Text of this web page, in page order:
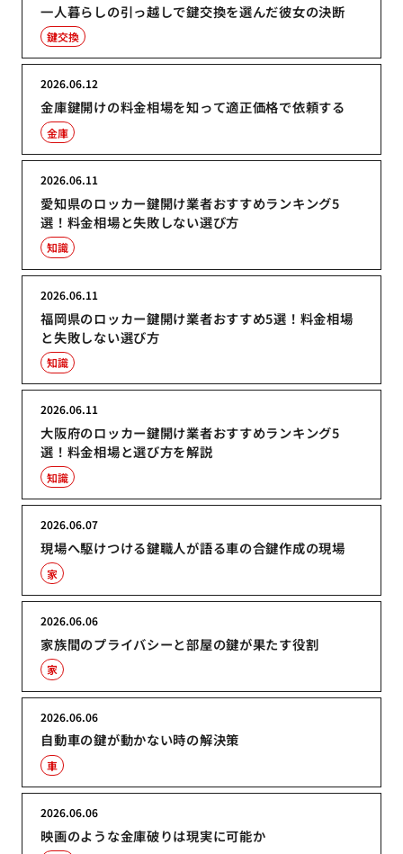
一人暮らしの引っ越しで鍵交換を選んだ彼女の決断
鍵交換
金庫鍵開けの料金相場を知って適正価格で依頼する
2026.06.12
金庫
愛知県のロッカー鍵開け業者おすすめランキング5
選！料金相場と失敗しない選び方
2026.06.11
知識
福岡県のロッカー鍵開け業者おすすめ5選！料金相場
と失敗しない選び方
2026.06.11
知識
大阪府のロッカー鍵開け業者おすすめランキング5
選！料金相場と選び方を解説
2026.06.11
知識
現場へ駆けつける鍵職人が語る車の合鍵作成の現場
2026.06.07
家
家族間のプライバシーと部屋の鍵が果たす役割
2026.06.06
家
自動車の鍵が動かない時の解決策
2026.06.06
車
映画のような金庫破りは現実に可能か
2026.06.06